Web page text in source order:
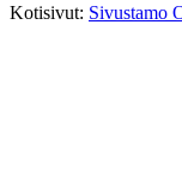
Kotisivut: Sivustamo